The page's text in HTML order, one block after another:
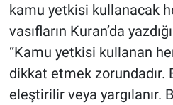
kamu yetkisi kullanacak
vasıfların Kuran’da
“Kamu yetkisi kullanan
dikkat etmek zorundadır.
eleştirilir veya yargılanır.